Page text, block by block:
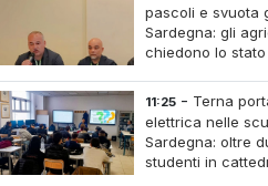
pascoli e svuota
Sardegna: gli
chiedono lo
11:25 - Terna
elettrica nelle
Sardegna: oltre
studenti in